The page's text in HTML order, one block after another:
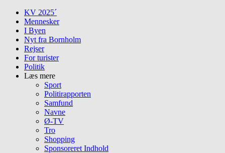
Skip
content
KV 2025´
Mennesker
I Byen
Nyt fra Bornholm
Rejser
For turister
Politik
Læs mere
Sport
Politirapporten
Samfund
Navne
Ø-TV
Tro
Shopping
Sponsoreret Indhold